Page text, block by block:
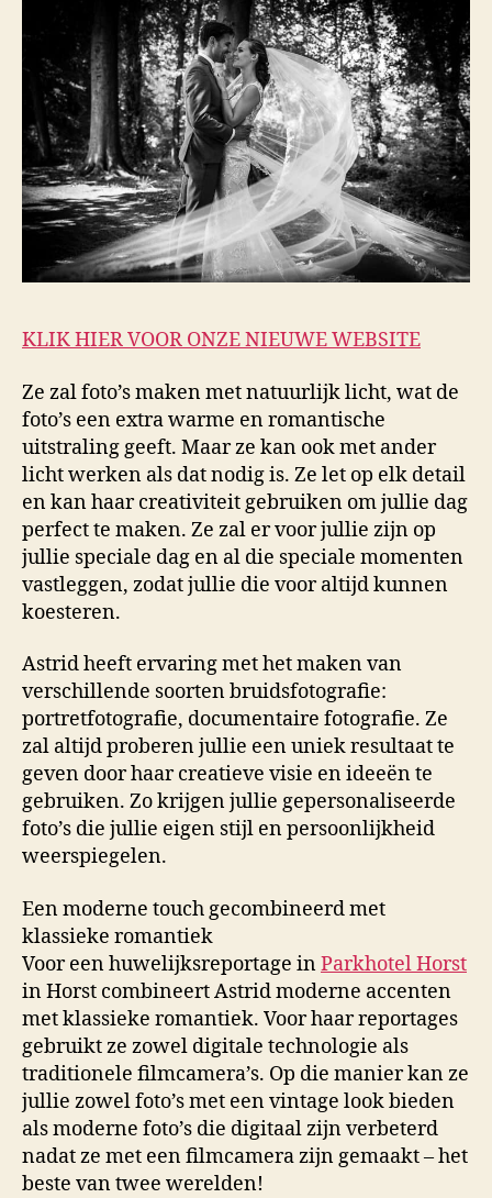
KLIK HIER VOOR ONZE NIEUWE WEBSITE
Ze zal foto’s maken met natuurlijk licht, wat de
foto’s een extra warme en romantische
uitstraling geeft. Maar ze kan ook met ander
licht werken als dat nodig is. Ze let op elk detail
en kan haar creativiteit gebruiken om jullie dag
perfect te maken. Ze zal er voor jullie zijn op
jullie speciale dag en al die speciale momenten
vastleggen, zodat jullie die voor altijd kunnen
koesteren.
Astrid heeft ervaring met het maken van
verschillende soorten bruidsfotografie:
portretfotografie, documentaire fotografie. Ze
zal altijd proberen jullie een uniek resultaat te
geven door haar creatieve visie en ideeën te
gebruiken. Zo krijgen jullie gepersonaliseerde
foto’s die jullie eigen stijl en persoonlijkheid
weerspiegelen.
Een moderne touch gecombineerd met
klassieke romantiek
Voor een huwelijksreportage inParkhotel Horst
in Horst combineert Astrid moderne accenten
met klassieke romantiek. Voor haar reportages
gebruikt ze zowel digitale technologie als
traditionele filmcamera’s. Op die manier kan ze
jullie zowel foto’s met een vintage look bieden
als moderne foto’s die digitaal zijn verbeterd
nadat ze met een filmcamera zijn gemaakt – het
beste van twee werelden!